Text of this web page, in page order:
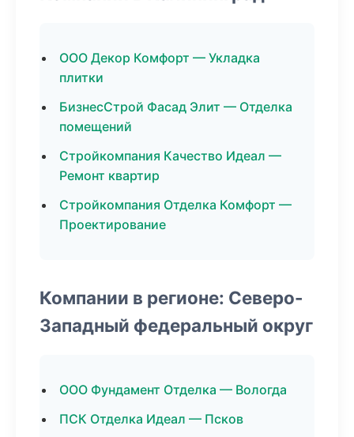
ООО Декор Комфорт — Укладка
плитки
БизнесСтрой Фасад Элит — Отделка
помещений
Стройкомпания Качество Идеал —
Ремонт квартир
Стройкомпания Отделка Комфорт —
Проектирование
Компании в регионе: Северо-
Западный федеральный округ
ООО Фундамент Отделка — Вологда
ПСК Отделка Идеал — Псков